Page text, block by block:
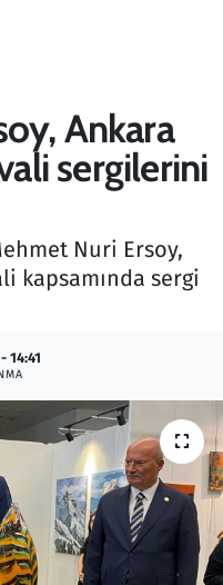
Ankara
sergilerini
Nuri Ersoy,
kapsamında sergi
14:41